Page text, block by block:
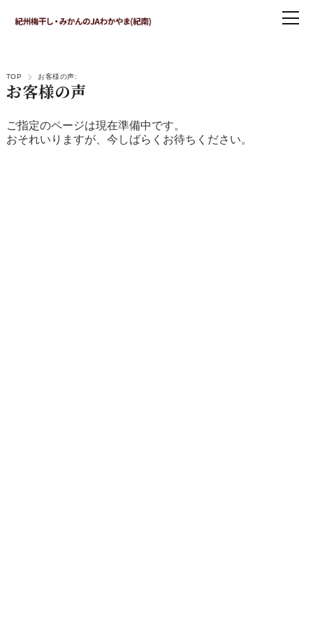
TOP お客様の声:
お客様の声
ご指定のページは現在準備中です。
おそれいりますが、今しばらくお待ちください。